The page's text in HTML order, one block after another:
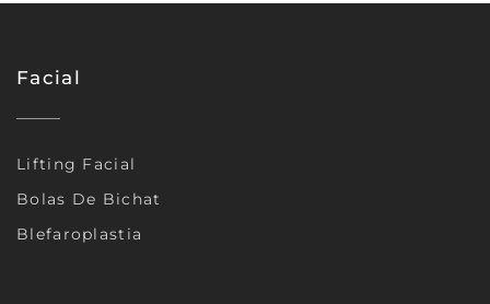
Facial
Lifting Facial
Bolas De Bichat
Blefaroplastia